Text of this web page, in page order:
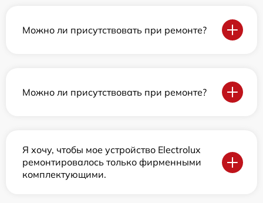
Можно ли присутствовать при ремонте?
Можно ли присутствовать при ремонте?
Я хочу, чтобы мое устройство Electrolux
ремонтировалось только фирменными
комплектующими.